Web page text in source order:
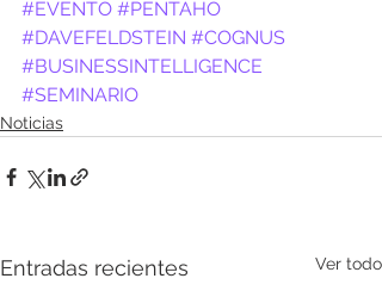
#EVENTO #PENTAHO
#DAVEFELDSTEIN #COGNUS
#BUSINESSINTELLIGENCE
#SEMINARIO
Noticias
Entradas recientes Ver todo